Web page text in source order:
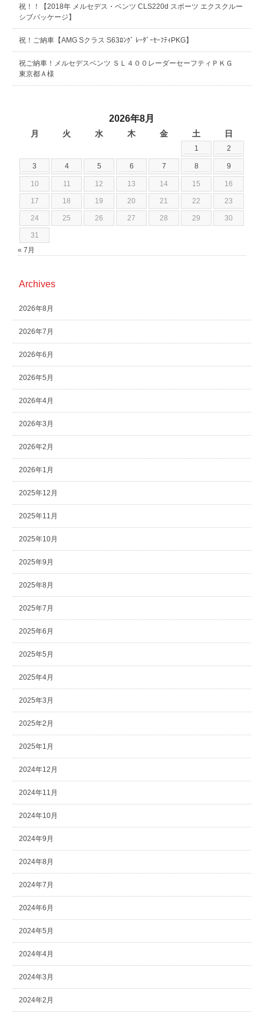
祝！！【2018年 メルセデス・ベンツ CLS220d スポーツ エクスクルー
シブパッケージ】
祝！ご納車【AMG Sクラス S63ﾛﾝｸﾞ ﾚｰﾀﾞｰｾｰﾌﾃｨPKG】
祝ご納車！メルセデスベンツ ＳＬ４００レーダーセーフティＰＫＧ
東京都Ａ様
2026年8月
月 火 水 木 金 土 日
1 2
3 4 5 6 7 8 9
10 11 12 13 14 15 16
17 18 19 20 21 22 23
24 25 26 27 28 29 30
31
« 7月
Archives
2026年8月
2026年7月
2026年6月
2026年5月
2026年4月
2026年3月
2026年2月
2026年1月
2025年12月
2025年11月
2025年10月
2025年9月
2025年8月
2025年7月
2025年6月
2025年5月
2025年4月
2025年3月
2025年2月
2025年1月
2024年12月
2024年11月
2024年10月
2024年9月
2024年8月
2024年7月
2024年6月
2024年5月
2024年4月
2024年3月
2024年2月